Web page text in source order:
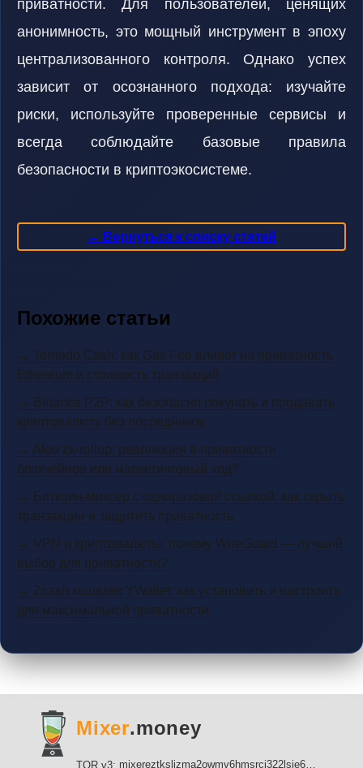
приватности. Для пользователей, ценящих
анонимность, это мощный инструмент в эпоху
централизованного контроля. Однако успех
зависит от осознанного подхода: изучайте
риски, используйте проверенные сервисы и
всегда соблюдайте базовые правила
безопасности в криптоэкосистеме.
← Вернуться к списку статей
Похожие статьи
→ Tornado Cash: как Gas Fee влияет на приватность
Ethereum и стоимость транзакций
→ Binance P2P: как безопасно покупать и продавать
криптовалюту без посредников
→ Aleo zk-rollup: революция в приватности
блокчейнов или маркетинговый ход?
→ Биткоин-миксер с одноразовой ссылкой: как скрыть
транзакции и защитить приватность
→ VPN и криптовалюты: почему WireGuard — лучший
выбор для приватности?
→ Zcash кошелёк YWallet: как установить и настроить
для максимальной приватности
Mixer.money
TOR v3: mixereztksljzma2owmv6hmsrci322lsje6m3svicoddk3xbgvhd2fid.onion